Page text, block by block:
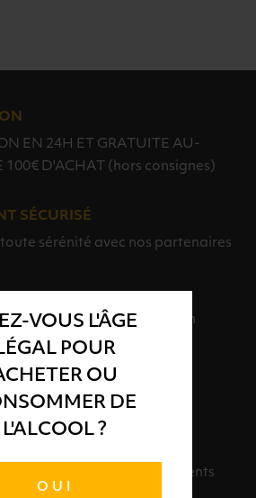
VOUS L'ÂGE
POUR
OU
DE
L'ALCOOL ?
OUI
EN 24H ET GRATUITE AU-
100€ D'ACHAT (hors consignes)
SÉCURISÉ
toute sérénité avec nos partenaires
sont à votre disposition
& QUALITÉ
sélectionnés avec soins
adaptées à vos événements